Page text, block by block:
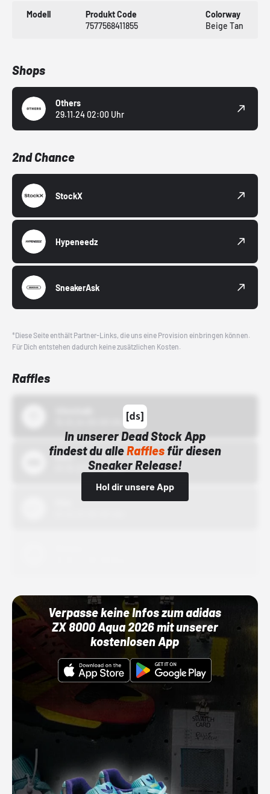
Modell
Produkt Code
7577568411855
Colorway
Beige Tan
Shops
Others
29.11.24 02:00 Uhr
2nd Chance
StockX
Hypeneedz
SneakerAsk
*Diese Seite enthält Partner-Links, die uns eine Provision einbringen können.
Für Dich entstehen dadurch keine zusätzlichen Kosten.
Raffles
In unserer Dead Stock App
findest du alleRafflesfür diesen
Sneaker Release!
Hol dir unsere App
Bstn
01.10.22 00:00 Uhr
Verpasse keine Infos zum adidas
ZX 8000 Aqua 2026 mit unserer
kostenlosen App